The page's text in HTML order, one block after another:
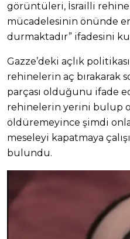
görüntüleri, İsrailli rehine
mücadelesinin önünde
durmaktadır” ifadesini
Gazze’deki açlık
rehinelerin aç bırakarak
parçası olduğunu ifade
rehinelerin yerini bulup
öldüremeyince şimdi
meseleyi kapatmaya
bulundu.